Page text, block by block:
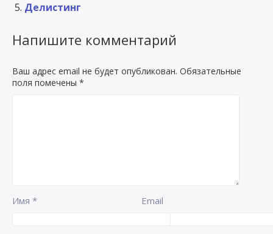
Делистинг
Напишите комментарий
Ваш адрес email не будет опубликован. Обязательные
поля помечены *
Имя * Email